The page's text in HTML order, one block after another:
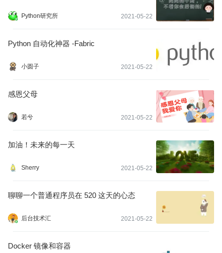
Python研究所 2021-05-22
Python 自动化神器 -Fabric
小圆子 2021-05-22
感恩父母
若兮 2021-05-22
加油！未来的每一天
Sherry 2021-05-22
聊聊一个普通程序员在 520 这天的心态
后台技术汇 2021-05-22
Docker 镜像和容器